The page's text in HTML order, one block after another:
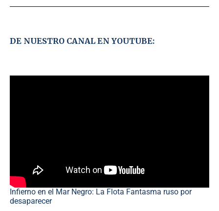
DE NUESTRO CANAL EN YOUTUBE:
Infierno en el Mar Negro: La Flota Fantasma ruso por
desaparecer